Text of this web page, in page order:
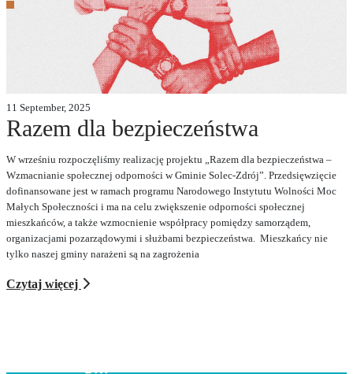
11 September, 2025
Razem dla bezpieczeństwa
W wrześniu rozpoczęliśmy realizację projektu „Razem dla bezpieczeństwa –
Wzmacnianie społecznej odporności w Gminie Solec-Zdrój”. Przedsięwzięcie
dofinansowane jest w ramach programu Narodowego Instytutu Wolności Moc
Małych Społeczności i ma na celu zwiększenie odporności społecznej
mieszkańców, a także wzmocnienie współpracy pomiędzy samorządem,
organizacjami pozarządowymi i służbami bezpieczeństwa. Mieszkańcy nie
tylko naszej gminy narażeni są na zagrożenia
Czytaj więcej